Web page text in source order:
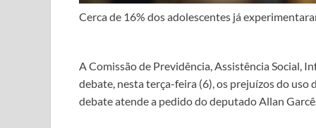
Cerca de 16% dos adolescentes já
A Comissão de Previdência, Assistência Social,
debate, nesta terça-feira (6), os prejuízos do uso
debate atende a pedido do deputado Allan